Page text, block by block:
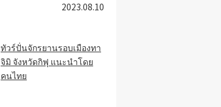
2023.08.10
ทัวร์ปั่นจักรยานรอบเมืองทา
จิมิ จังหวัดกิฟุ แนะนำโดย
คนไทย